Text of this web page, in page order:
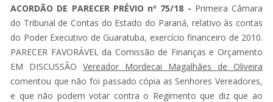
ACORDÃO DE PARECER PRÉVIO nº 75/18 - Primeira Câmara
do Tribunal de Contas do Estado do Paraná, relativo às contas
do Poder Executivo de Guaratuba, exercício financeiro de 2010.
PARECER FAVORÁVEL da Comissão de Finanças e Orçamento
EM DISCUSSÃO Vereador Mordecai Magalhães de Oliveira
comentou que não foi passado cópia as Senhores Vereadores,
e que não podem votar contra o Regimento que diz que ao